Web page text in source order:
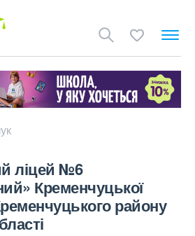
ліцей №6
Кременчуцької
району